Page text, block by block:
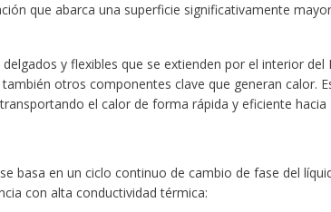
que abarca una superficie significativamente
y flexibles que se extienden por el interior del
otros componentes clave que generan calor.
el calor de forma rápida y eficiente hacia
basa en un ciclo continuo de cambio de fase del
con alta conductividad térmica: